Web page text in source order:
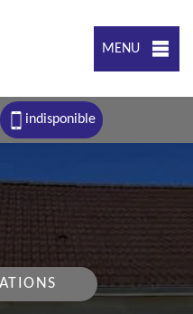
MENU
indisponible